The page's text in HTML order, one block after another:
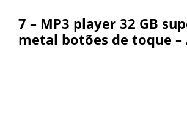
7 – MP3 player 32 GB
metal botões de toque